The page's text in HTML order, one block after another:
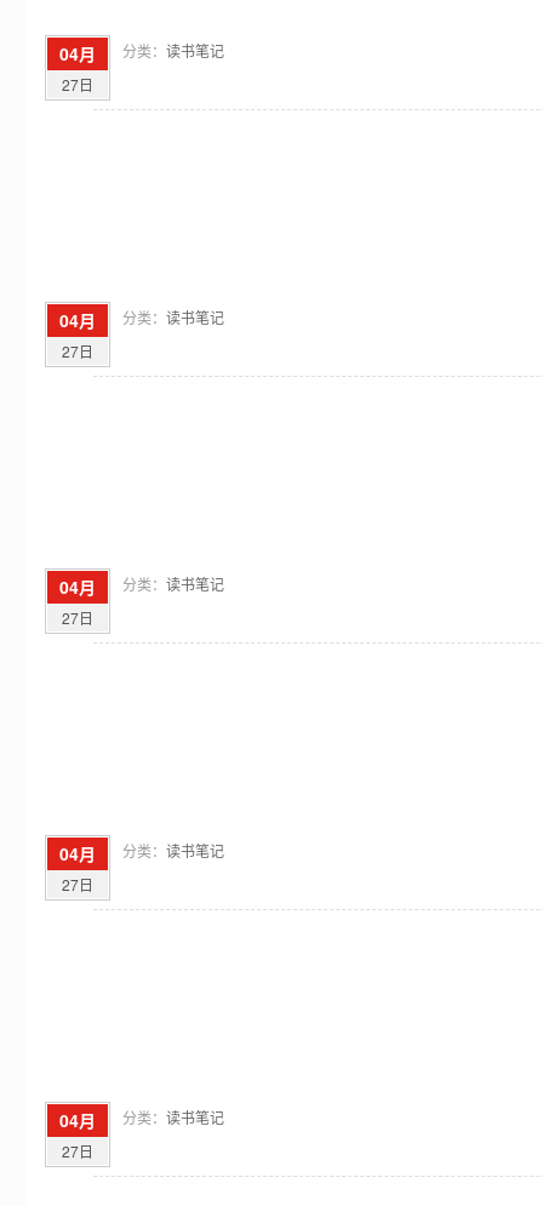
04月
27日
分类： 读书笔记
04月
27日
分类： 读书笔记
04月
27日
分类： 读书笔记
04月
27日
分类： 读书笔记
04月
27日
分类： 读书笔记